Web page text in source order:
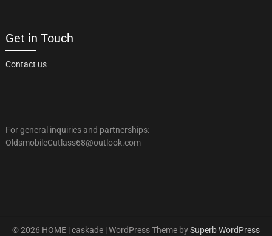
Get in Touch
Contact us
For general inquiries and partnerships:
OldsmobileCutlass68@outlook.com
© 2026 HOME | caskade | WordPress Theme bySuperb WordPress